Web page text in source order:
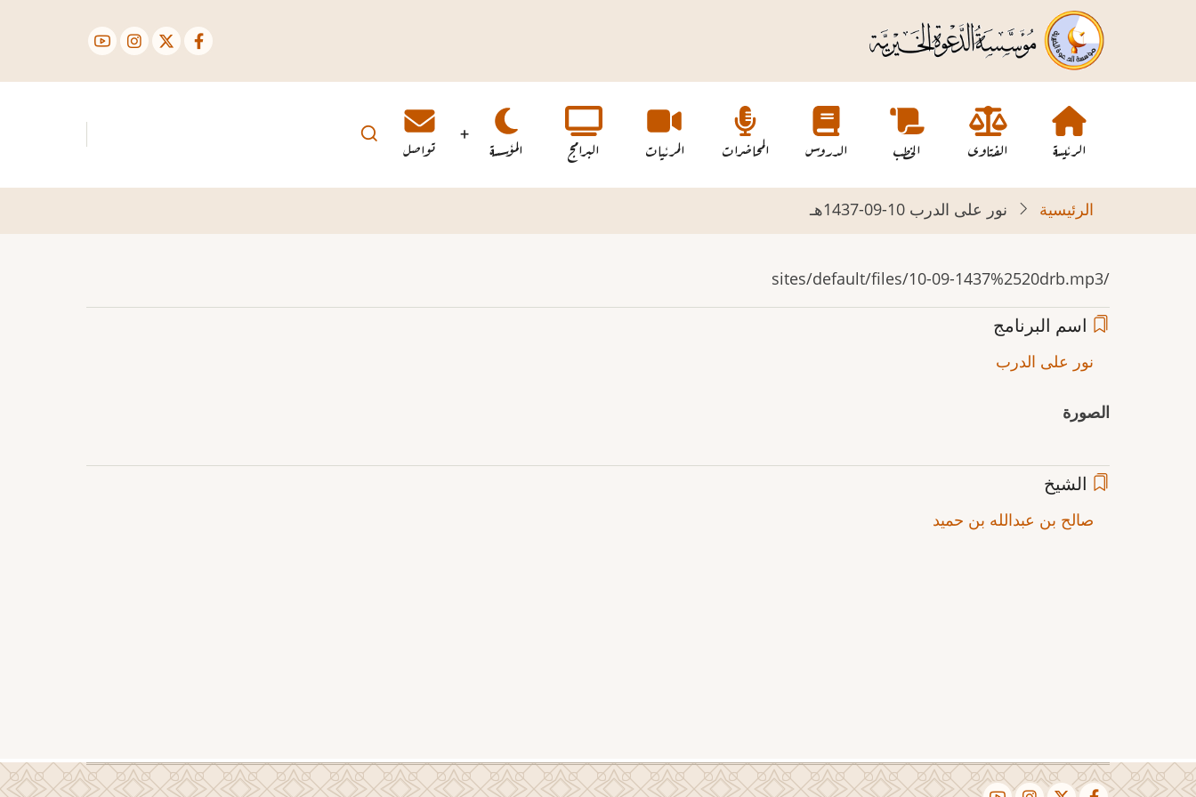
الرئيسي
Main
navigation
الرئيسة الفتاوى الخطب الدروس المحاضرات المرئيات البرامج المؤسسة تواصل
الرئيسية نور على الدرب 10-09-1437هـ
/sites/default/files/10-09-1437%2520drb.mp3
اسم البرنامج
نور على الدرب
الصورة
الشيخ
صالح بن عبدالله بن حميد